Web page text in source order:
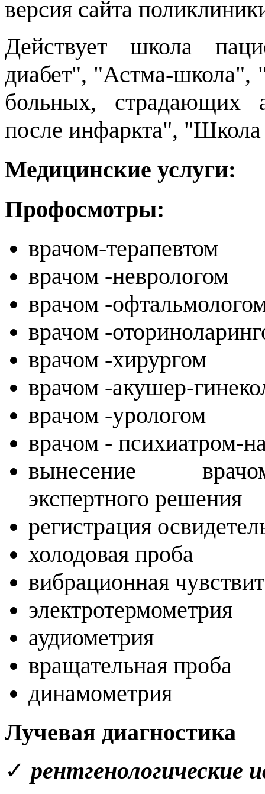
версия сайта
Действует школа
диабет", "Астма-школа",
больных, страдающих
после инфаркта",
Медицинские услуги:
Профосмотры:
врачом-терапевтом
врачом -неврологом
врачом -
врачом -
врачом -хирургом
врачом -акушер-
врачом -урологом
врачом - психиатром-
вынесение
экспертного решения
регистрация
холодовая проба
вибрационная
электротермометрия
аудиометрия
вращательная проба
динамометрия
Лучевая диагностика
✓ рентгенологические